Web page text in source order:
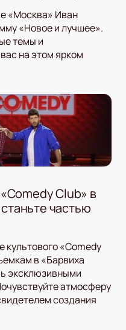
«Москва» Иван
«Новое и лучшее».
темы и
на этом ярком
Club» в
частью
культового «Comedy
в «Барвиха
эксклюзивными
атмосферу
создания